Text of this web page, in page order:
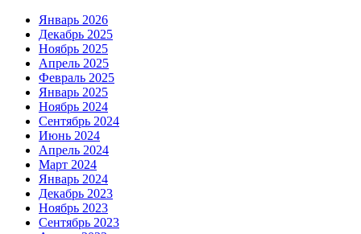
Январь 2026
Декабрь 2025
Ноябрь 2025
Апрель 2025
Февраль 2025
Январь 2025
Ноябрь 2024
Сентябрь 2024
Июнь 2024
Апрель 2024
Март 2024
Январь 2024
Декабрь 2023
Ноябрь 2023
Сентябрь 2023